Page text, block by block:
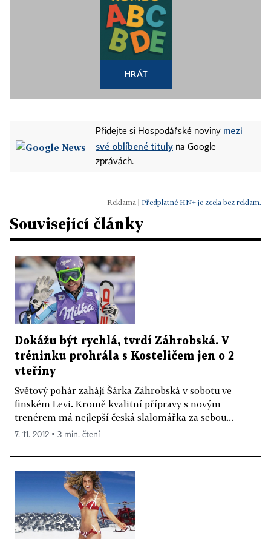
HRÁT
Přidejte si Hospodářské noviny mezi
své oblíbené tituly na Google
zprávách.
Předplatné HN+ je zcela bez reklam.
Související články
Dokážu být rychlá, tvrdí Záhrobská. V
tréninku prohrála s Kosteličem jen o 2
vteřiny
Světový pohár zahájí Šárka Záhrobská v sobotu ve
finském Levi. Kromě kvalitní přípravy s novým
trenérem má nejlepší česká slalomářka za sebou...
7. 11. 2012 ▪ 3 min. čtení